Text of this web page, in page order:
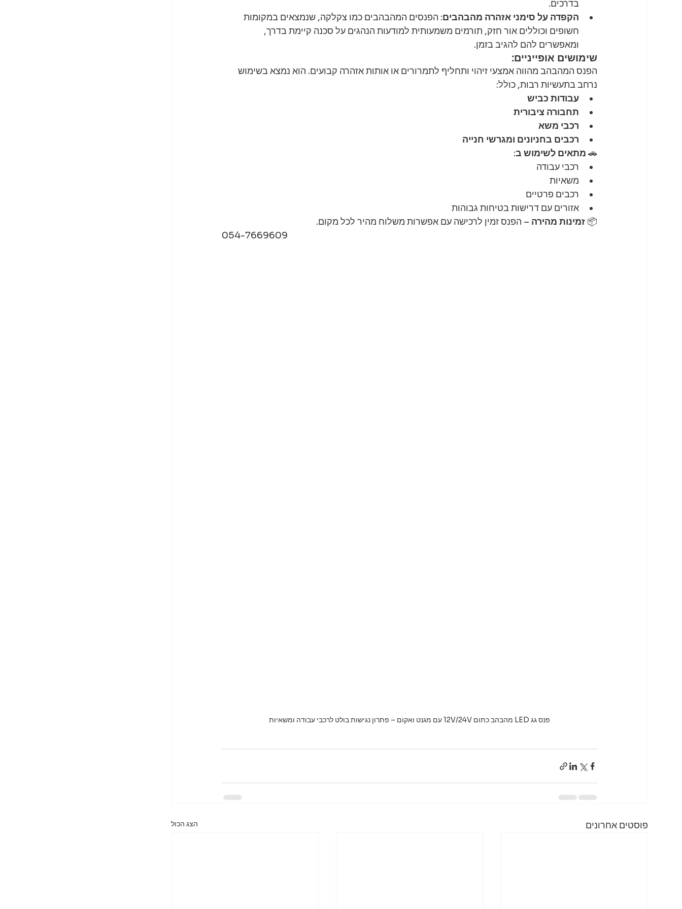
בדרכים.
הקפדה על סימני אזהרה מהבהבים: הפנסים המהבהבים כמו צקלקה, שנמצאים במקומות
חשופים וכוללים אור חזק, תורמים משמעותית למודעות הנהגים על סכנה קיימת בדרך,
ומאפשרים להם להגיב בזמן.
שימושים אופייניים:
הפנס המהבהב מהווה אמצעי זיהוי ותחליף לתמרורים או אותות אזהרה קבועים. הוא נמצא בשימוש
נרחב בתעשיות רבות, כולל:
עבודות כביש
תחבורה ציבורית
רכבי משא
רכבים בחניונים ומגרשי חנייה
🚗 מתאים לשימוש ב:
רכבי עבודה
משאיות
רכבים פרטיים
אזורים עם דרישות בטיחות גבוהות
📦 זמינות מהירה – הפנס זמין לרכישה עם אפשרות משלוח מהיר לכל מקום.
054-7669609
פנס גג LED מהבהב כתום 12V/24V עם מגנט ואקום – פתרון נגישות בולט לרכבי עבודה ומשאיות
פוסטים אחרונים הצג הכול